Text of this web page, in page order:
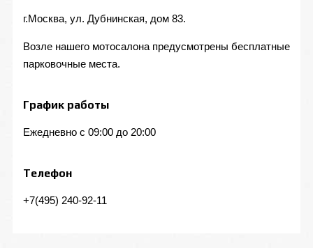
г.Москва, ул. Дубнинская, дом 83.
Возле нашего мотосалона предусмотрены бесплатные
парковочные места.
График работы
Ежедневно с 09:00 до 20:00
Телефон
+7(495) 240-92-11